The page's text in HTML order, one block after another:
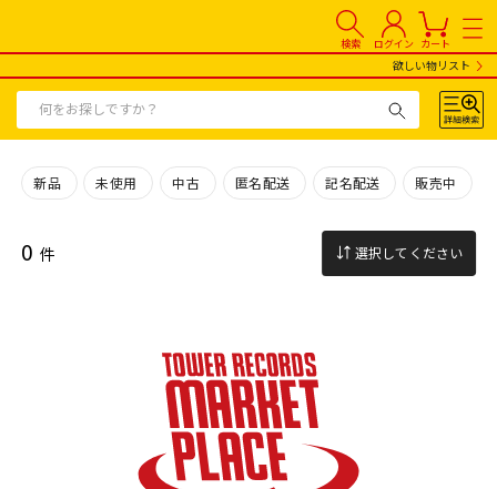
検索 ログイン カート
欲しい物リスト
新品 未使用 中古 匿名配送 記名配送 販売中
0 件 選択してください